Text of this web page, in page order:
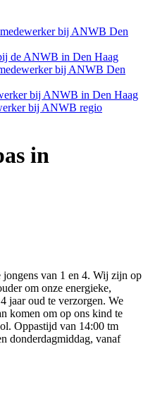
bij ANWB Den
de ANWB in Den Haag
bij ANWB Den
bij ANWB in Den Haag
bij ANWB regio
in
van 1 en 4. Wij zijn op
om onze energieke,
jaar oud te verzorgen. We
komen om op ons kind te
Oppastijd van 14:00 tm
donderdagmiddag, vanaf